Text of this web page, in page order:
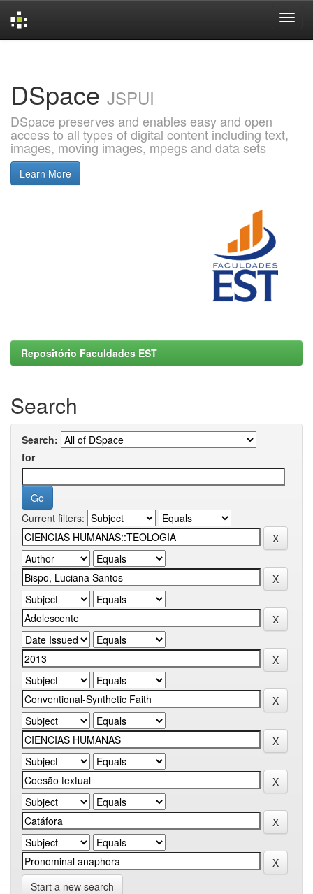
DSpace JSPUI
DSpace preserves and enables easy and open
access to all types of digital content including text,
images, moving images, mpegs and data sets
Learn More
Repositório Faculdades EST
Search
Search:
for
Current filters:
Start a new search